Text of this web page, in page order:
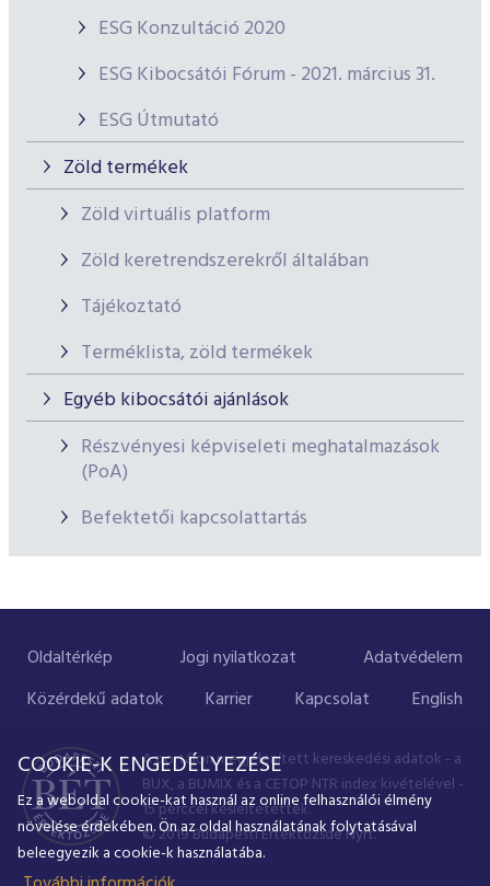
ESG Konzultáció 2020
ESG Kibocsátói Fórum - 2021. március 31.
ESG Útmutató
Zöld termékek
Zöld virtuális platform
Zöld keretrendszerekről általában
Tájékoztató
Terméklista, zöld termékek
Egyéb kibocsátói ajánlások
Részvényesi képviseleti meghatalmazások
(PoA)
Befektetői kapcsolattartás
Oldaltérkép Jogi nyilatkozat
Adatvédelem
Közérdekű adatok
Karrier Kapcsolat English
A portálon megjelenített kereskedési adatok - a
BUX, a BUMIX és a CETOP NTR index kivételével -
15 perccel késleltetettek.
© 2019 Budapesti Értéktőzsde Nyrt.
COOKIE-K ENGEDÉLYEZÉSE
Ez a weboldal cookie-kat használ az online felhasználói élmény
növelése érdekében. Ön az oldal használatának folytatásával
beleegyezik a cookie-k használatába.